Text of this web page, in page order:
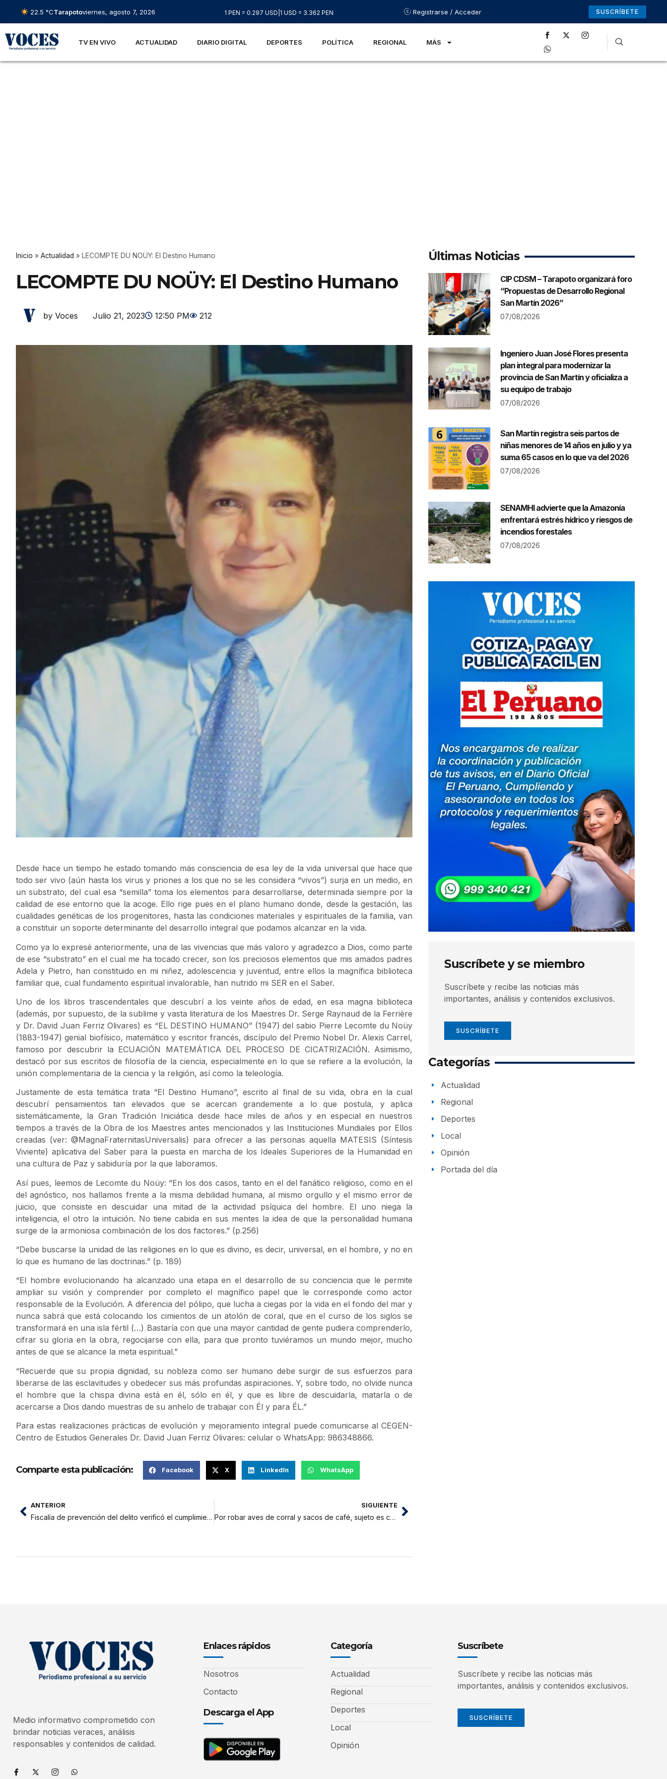
22.5 °CTarapotoviernes, agosto 7, 2026 1 PEN = 0.297 USD 1 USD = 3.362 PEN Registrarse / Acceder SUSCRÍBETE
TV EN VIVO ACTUALIDAD DIARIO DIGITAL DEPORTES POLÍTICA REGIONAL MÁS
Inicio » Actualidad » LECOMPTE DU NOÜY: El Destino Humano
LECOMPTE DU NOÜY: El Destino Humano
by Voces Julio 21, 2023 12:50 PM 212
Desde hace un tiempo he estado tomando más consciencia de esa ley de la vida universal que hace que
todo ser vivo (aún hasta los virus y priones a los que no se les considera “vivos”) surja en un medio, en
un substrato, del cual esa “semilla” toma los elementos para desarrollarse, determinada siempre por la
calidad de ese entorno que la acoge. Ello rige pues en el plano humano donde, desde la gestación, las
cualidades genéticas de los progenitores, hasta las condiciones materiales y espirituales de la familia, van
a constituir un soporte determinante del desarrollo integral que podamos alcanzar en la vida.
Como ya lo expresé anteriormente, una de las vivencias que más valoro y agradezco a Dios, como parte
de ese “substrato” en el cual me ha tocado crecer, son los preciosos elementos que mis amados padres
Adela y Pietro, han constituido en mi niñez, adolescencia y juventud, entre ellos la magnífica biblioteca
familiar que, cual fundamento espiritual invalorable, han nutrido mi SER en el Saber.
Uno de los libros trascendentales que descubrí a los veinte años de edad, en esa magna biblioteca
(además, por supuesto, de la sublime y vasta literatura de los Maestres Dr. Serge Raynaud de la Ferrière
y Dr. David Juan Ferriz Olivares) es “EL DESTINO HUMANO” (1947) del sabio Pierre Lecomte du Noüy
(1883-1947) genial biofísico, matemático y escritor francés, discípulo del Premio Nobel Dr. Alexis Carrel,
famoso por descubrir la ECUACIÓN MATEMÁTICA DEL PROCESO DE CICATRIZACIÓN. Asimismo,
destacó por sus escritos de filosofía de la ciencia, especialmente en lo que se refiere a la evolución, la
unión complementaria de la ciencia y la religión, así como la teleología.
Justamente de esta temática trata “El Destino Humano”, escrito al final de su vida, obra en la cual
descubrí pensamientos tan elevados que se acercan grandemente a lo que postula, y aplica
sistemáticamente, la Gran Tradición Iniciática desde hace miles de años y en especial en nuestros
tiempos a través de la Obra de los Maestres antes mencionados y las Instituciones Mundiales por Ellos
creadas (ver: @MagnaFraternitasUniversalis) para ofrecer a las personas aquella MATESIS (Síntesis
Viviente) aplicativa del Saber para la puesta en marcha de los Ideales Superiores de la Humanidad en
una cultura de Paz y sabiduría por la que laboramos.
Así pues, leemos de Lecomte du Noüy: “En los dos casos, tanto en el del fanático religioso, como en el
del agnóstico, nos hallamos frente a la misma debilidad humana, al mismo orgullo y el mismo error de
juicio, que consiste en descuidar una mitad de la actividad psíquica del hombre. El uno niega la
inteligencia, el otro la intuición. No tiene cabida en sus mentes la idea de que la personalidad humana
surge de la armoniosa combinación de los dos factores.” (p.256)
“Debe buscarse la unidad de las religiones en lo que es divino, es decir, universal, en el hombre, y no en
lo que es humano de las doctrinas.” (p. 189)
“El hombre evolucionando ha alcanzado una etapa en el desarrollo de su conciencia que le permite
ampliar su visión y comprender por completo el magnífico papel que le corresponde como actor
responsable de la Evolución. A diferencia del pólipo, que lucha a ciegas por la vida en el fondo del mar y
nunca sabrá que está colocando los cimientos de un atolón de coral, que en el curso de los siglos se
transformará en una isla fértil (…) Bastaría con que una mayor cantidad de gente pudiera comprenderlo,
cifrar su gloria en la obra, regocijarse con ella, para que pronto tuviéramos un mundo mejor, mucho
antes de que se alcance la meta espiritual.”
“Recuerde que su propia dignidad, su nobleza como ser humano debe surgir de sus esfuerzos para
liberarse de las esclavitudes y obedecer sus más profundas aspiraciones. Y, sobre todo, no olvide nunca
el hombre que la chispa divina está en él, sólo en él, y que es libre de descuidarla, matarla o de
acercarse a Dios dando muestras de su anhelo de trabajar con Él y para ÉL.”
Para estas realizaciones prácticas de evolución y mejoramiento integral puede comunicarse al CEGEN-
Centro de Estudios Generales Dr. David Juan Ferriz Olivares: celular o WhatsApp: 986348866.
Comparte esta publicación: Facebook X LinkedIn WhatsApp
ANTERIOR
Fiscalía de prevención del delito verificó el cumplimiento de recomendaciones emitidas frente a las movilizaciones sociales
SIGUIENTE
Por robar aves de corral y sacos de café, sujeto es capturado por las rondas
Últimas Noticias
CIP CDSM – Tarapoto organizará foro
“Propuestas de Desarrollo Regional
San Martín 2026”
07/08/2026
Ingeniero Juan José Flores presenta
plan integral para modernizar la
provincia de San Martín y oficializa a
su equipo de trabajo
07/08/2026
San Martín registra seis partos de
niñas menores de 14 años en julio y ya
suma 65 casos en lo que va del 2026
07/08/2026
SENAMHI advierte que la Amazonía
enfrentará estrés hídrico y riesgos de
incendios forestales
07/08/2026
Suscríbete y se miembro
Suscríbete y recibe las noticias más
importantes, análisis y contenidos exclusivos.
SUSCRÍBETE
Categorías
Actualidad
Regional
Deportes
Local
Opinión
Portada del día
Medio informativo comprometido con
brindar noticias veraces, análisis
responsables y contenidos de calidad.
Enlaces rápidos
Nosotros
Contacto
Descarga el App
Categoría
Actualidad
Regional
Deportes
Local
Opinión
Suscríbete
Suscríbete y recibe las noticias más
importantes, análisis y contenidos exclusivos.
SUSCRÍBETE